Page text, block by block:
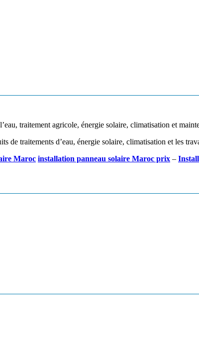
traitement agricole, énergie solaire, climatisation et
de traitements d’eau, énergie solaire, climatisation et les
Maroc installation panneau solaire Maroc prix –